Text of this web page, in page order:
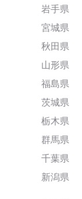
岩手県
宮城県
秋田県
山形県
福島県
茨城県
栃木県
群馬県
千葉県
新潟県